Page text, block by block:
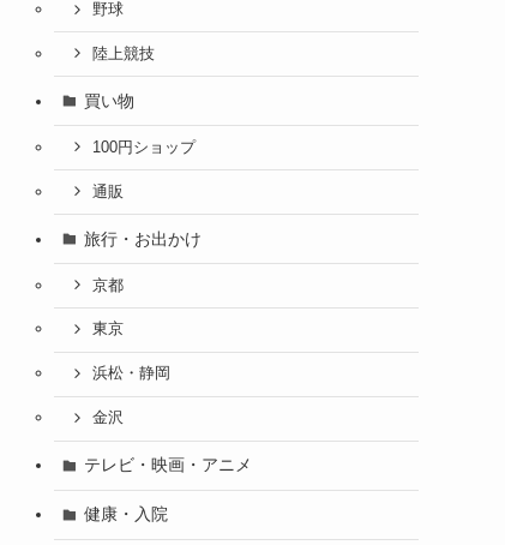
野球
陸上競技
買い物
100円ショップ
通販
旅行・お出かけ
京都
東京
浜松・静岡
金沢
テレビ・映画・アニメ
健康・入院